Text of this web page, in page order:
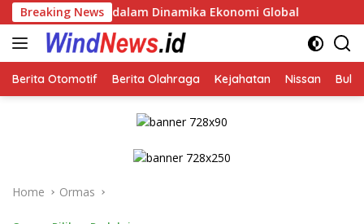
Skip
to
content
Breaking News
Dinamika Ekonomi Global
Berita Otomotif Berita Olahraga Kejahatan Nissan
Home Ormas